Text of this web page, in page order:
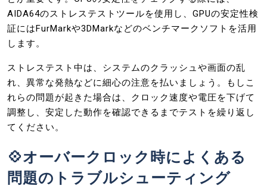
AIDA64のストレステストツールを使用し、GPUの安定性検
証にはFurMarkや3DMarkなどのベンチマークソフトを活用
します。
ストレステスト中は、システムのクラッシュや画面の乱
れ、異常な発熱などに細心の注意を払いましょう。もしこ
れらの問題が起きた場合は、クロック速度や電圧を下げて
調整し、安定した動作を確認できるまでテストを繰り返し
てください。
💠オーバークロック時によくある
問題のトラブルシューティング